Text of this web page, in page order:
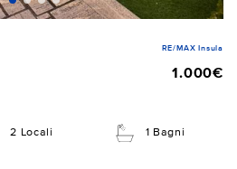
RE/MAX Insula
1.000€
2 Locali 1 Bagni